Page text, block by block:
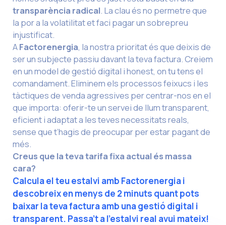
transparència radical. La clau és no permetre que
la por a la volatilitat et faci pagar un sobrepreu
injustificat.
AFactorenergia, la nostra prioritat és que deixis de
ser un subjecte passiu davant la teva factura. Creiem
en un model de gestió digital i honest, on tu tens el
comandament. Eliminem els processos feixucs i les
tàctiques de venda agressives per centrar-nos en el
que importa: oferir-te un servei de llum transparent,
eficient i adaptat a les teves necessitats reals,
sense que t’hagis de preocupar per estar pagant de
més.
Creus que la teva tarifa fixa actual és massa
cara?
Calcula el teu estalvi amb Factorenergia i
descobreix en menys de 2 minuts quant pots
baixar la teva factura amb una gestió digital i
transparent. Passa’t a l’estalvi real avui mateix!